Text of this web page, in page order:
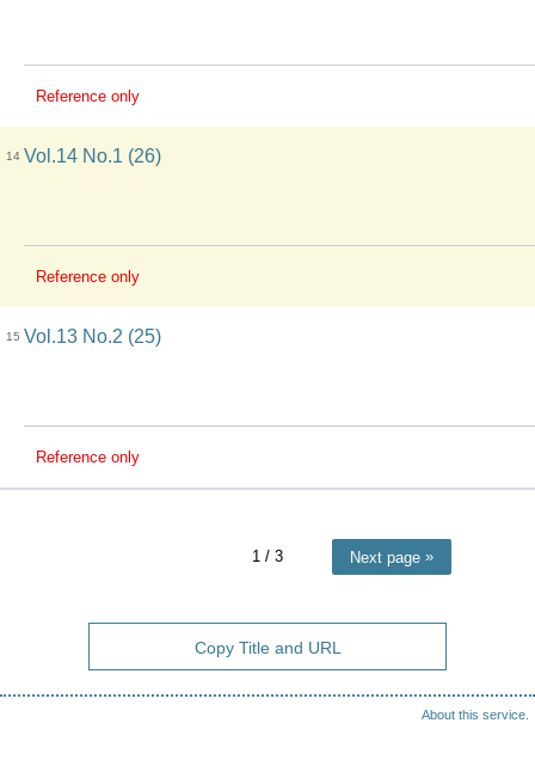
Reference only
14 Vol.14 No.1 (26)
Reference only
15 Vol.13 No.2 (25)
Reference only
1 / 3 Next page
Copy Title and URL
About this service.